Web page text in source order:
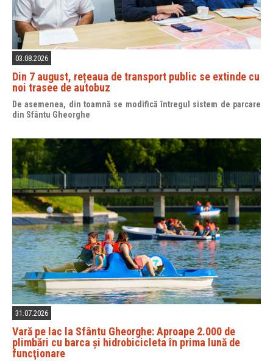
03.08.2026
Din 7 august, rețeaua de transport public se extinde cu
noi trasee de autobuz
De asemenea, din toamnă se modifică întregul sistem de parcare
din Sfântu Gheorghe
31.07.2026
Vară pe lac la Sfântu Gheorghe: Aproape 2.000 de
plimbări cu barca şi hidrobicicleta în prima lună de
funcţionare